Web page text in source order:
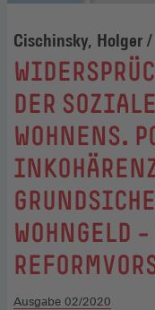
Cischinsky, Holger
:
DER
WOHNENS.
WOHNGELD
Ausgabe 02/2020